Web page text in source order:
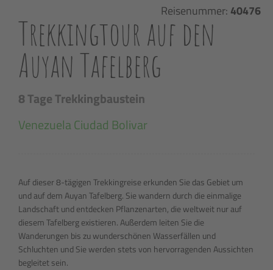
Reisenummer: 40476
Trekkingtour auf den
Auyan Tafelberg
8 Tage Trekkingbaustein
Venezuela Ciudad Bolivar
Auf dieser 8-tägigen Trekkingreise erkunden Sie das Gebiet um
und auf dem Auyan Tafelberg. Sie wandern durch die einmalige
Landschaft und entdecken Pflanzenarten, die weltweit nur auf
diesem Tafelberg existieren. Außerdem leiten Sie die
Wanderungen bis zu wunderschönen Wasserfällen und
Schluchten und Sie werden stets von hervorragenden Aussichten
begleitet sein.